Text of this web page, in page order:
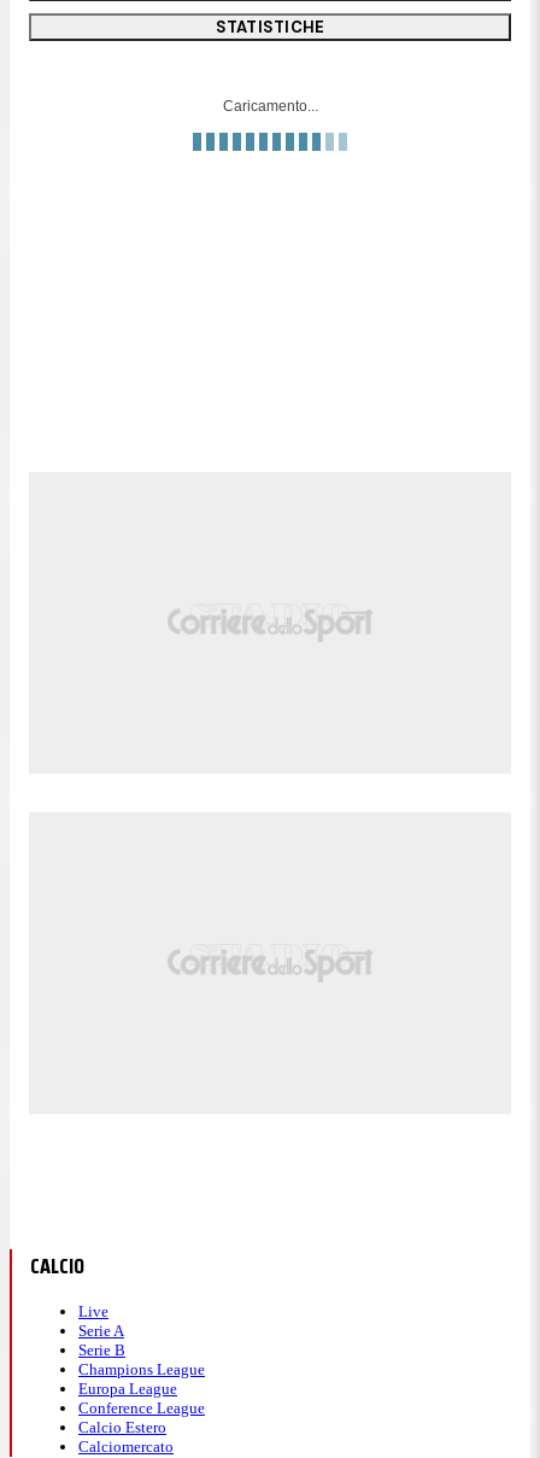
STATISTICHE
Caricamento...
CALCIO
Live
Serie A
Serie B
Champions League
Europa League
Conference League
Calcio Estero
Calciomercato